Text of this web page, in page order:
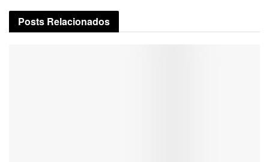
Posts Relacionados